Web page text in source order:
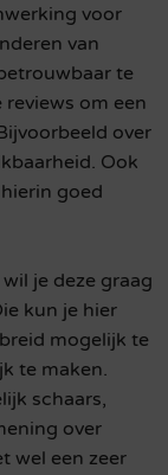
voor
van
te
om een
over
Ook
goed
je deze graag
kun je hier
mogelijk te
te maken.
schaars,
over
wel een zeer